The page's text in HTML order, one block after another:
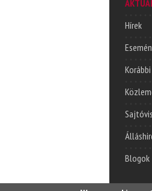
Hírek
Blogok